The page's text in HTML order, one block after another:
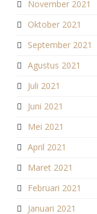
November 2021
Oktober 2021
September 2021
Agustus 2021
Juli 2021
Juni 2021
Mei 2021
April 2021
Maret 2021
Februari 2021
Januari 2021